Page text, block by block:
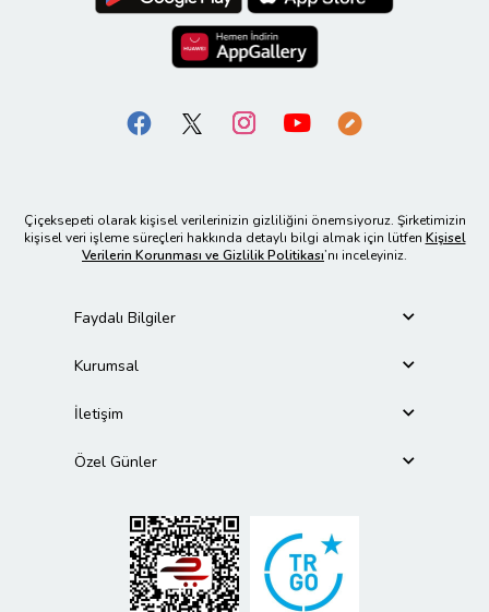
Çiçeksepeti olarak kişisel verilerinizin gizliliğini önemsiyoruz. Şirketimizin
kişisel veri işleme süreçleri hakkında detaylı bilgi almak için lütfen Kişisel
Verilerin Korunması ve Gizlilik Politikası’nı inceleyiniz.
Faydalı Bilgiler
Kurumsal
İletişim
Özel Günler